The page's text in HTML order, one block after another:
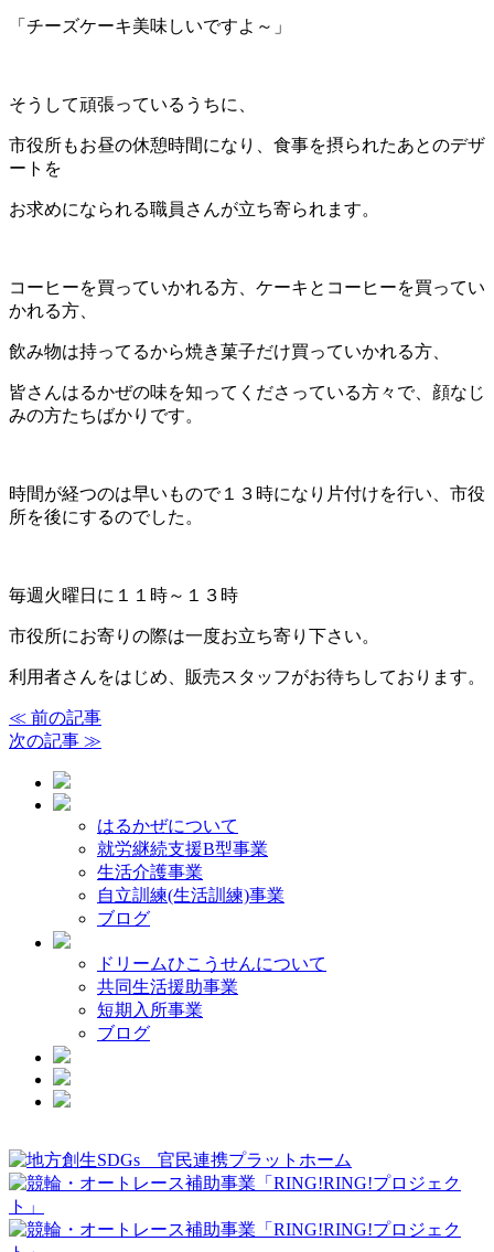
「チーズケーキ美味しいですよ～」
そうして頑張っているうちに、
市役所もお昼の休憩時間になり、食事を摂られたあとのデザ
ートを
お求めになられる職員さんが立ち寄られます。
コーヒーを買っていかれる方、ケーキとコーヒーを買ってい
かれる方、
飲み物は持ってるから焼き菓子だけ買っていかれる方、
皆さんはるかぜの味を知ってくださっている方々で、顔なじ
みの方たちばかりです。
時間が経つのは早いもので１３時になり片付けを行い、市役
所を後にするのでした。
毎週火曜日に１１時～１３時
市役所にお寄りの際は一度お立ち寄り下さい。
利用者さんをはじめ、販売スタッフがお待ちしております。
≪ 前の記事
次の記事 ≫
はるかぜについて
就労継続支援B型事業
生活介護事業
自立訓練(生活訓練)事業
ブログ
ドリームひこうせんについて
共同生活援助事業
短期入所事業
ブログ